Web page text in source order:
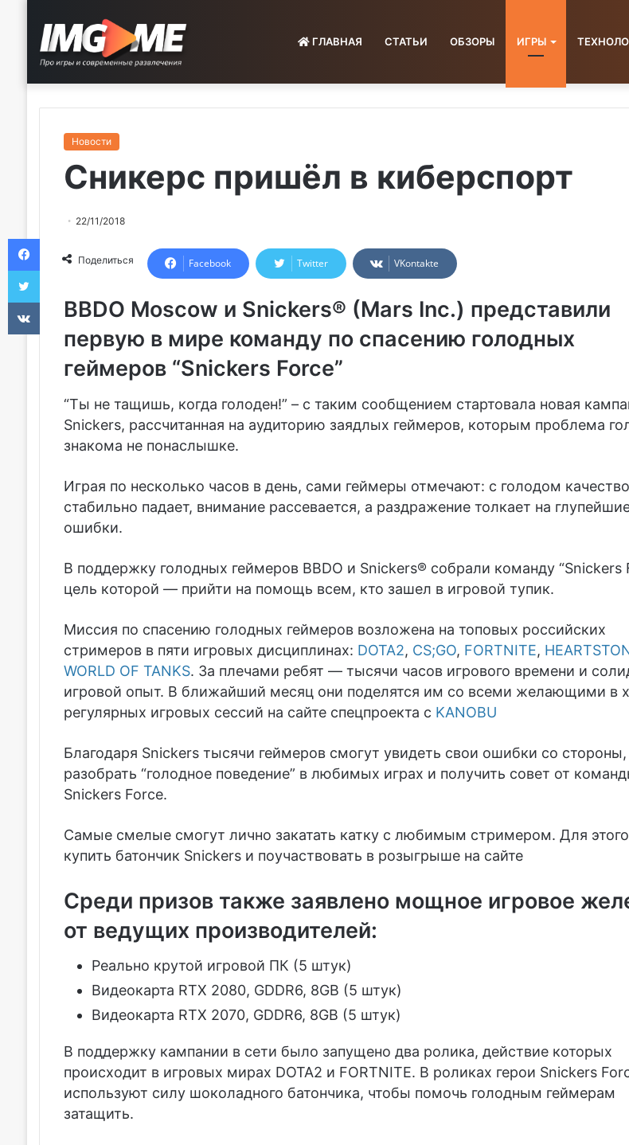
ГЛАВНАЯ СТАТЬИ ОБЗОРЫ ИГРЫ
Новости
Сникерс пришёл в киберспорт
22/11/2018
Поделиться Facebook Twitter VKontakte
BBDO Moscow и Snickers® (Mars Inc.) представили
первую в мире команду по спасению голодных
геймеров “Snickers Force”
“Ты не тащишь, когда голоден!” – с таким сообщением стартовала новая
Snickers, рассчитанная на аудиторию заядлых геймеров, которым проблема
знакома не понаслышке.
Играя по несколько часов в день, сами геймеры отмечают: c голодом
стабильно падает, внимание рассевается, а раздражение толкает на
ошибки.
В поддержку голодных геймеров BBDO и Snickers® собрали команду “Snickers
цель которой — прийти на помощь всем, кто зашел в игровой тупик.
Миссия по спасению голодных геймеров возложена на топовых российских
стримеров в пяти игровых дисциплинах: DOTA2, СS;GO, FORTNITE,
WORLD OF TANKS. За плечами ребят — тысячи часов игрового времени и
игровой опыт. В ближайший месяц они поделятся им со всеми желающими в
регулярных игровых сессий на сайте спецпроекта с KANOBU
Благодаря Snickers тысячи геймеров смогут увидеть свои ошибки со стороны,
разобрать “голодное поведение” в любимых играх и получить совет от
Snickers Force.
Cамые смелые смогут лично закатать катку с любимым стримером. Для
купить батончик Snickers и поучаствовать в розыгрыше на сайте
Среди призов также заявлено мощное игровое
от ведущих производителей:
Реально крутой игровой ПК (5 штук)
Видеокарта RTX 2080, GDDR6, 8GB (5 штук)
Видеокарта RTX 2070, GDDR6, 8GB (5 штук)
В поддержку кампании в сети было запущено два ролика, действие которых
происходит в игровых мирах DOTA2 и FORTNITE. В роликах герои Snickers
используют силу шоколадного батончика, чтобы помочь голодным геймерам
затащить.
VKontakte